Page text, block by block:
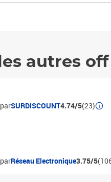
autres
SURDISCOUNT4.74/5(23)
Réseau Electronique3.75/5